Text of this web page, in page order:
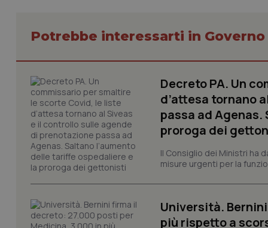
Potrebbe interessarti in
Decreto PA. Un
d’attesa tornano
passa ad
proroga dei
Il Consiglio dei Ministri ha
misure urgenti per la
Università.
più rispetto a
tracking-sites-